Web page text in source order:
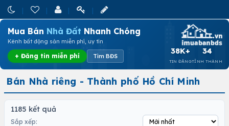
Mua Bán Nhà Đất Nhanh Chóng
Kênh bất động sản miễn phí, uy tín
+ Đăng tin miễn phí Tìm BĐS
38K+
TIN ĐĂNG
34
TỈNH THÀNH
Bán Nhà riêng - Thành phố Hồ Chí Minh
1185 kết quả
Sắp xếp: